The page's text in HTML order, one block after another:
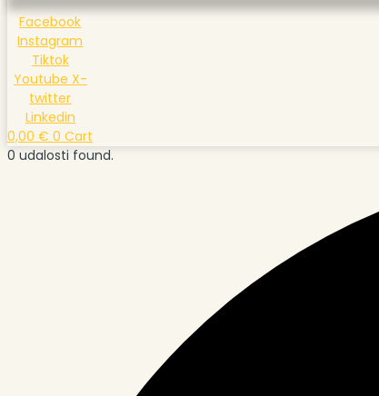
Facebook
Instagram
Tiktok
Youtube X-
twitter
Linkedin
0,00 € 0 Cart
0 udalosti found.